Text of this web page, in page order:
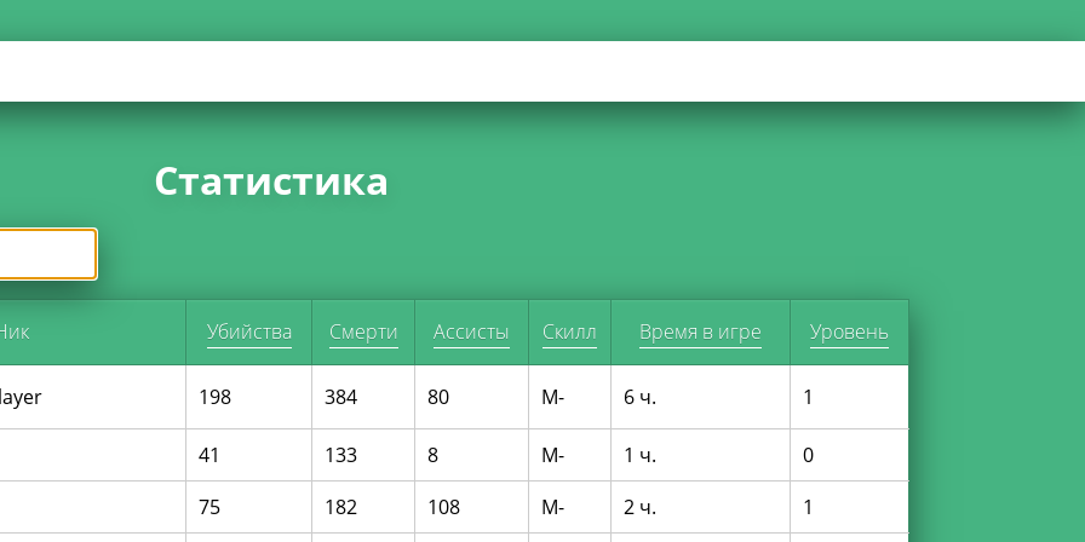
Статистика
Убийства Смерти Ассисты Скилл Время в игре Уровень
198 384 80 M- 6 ч. 1
41 133 8 M- 1 ч.
0
75 182 108 M- 2 ч.
1